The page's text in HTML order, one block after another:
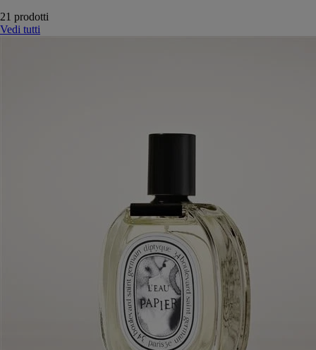
21 prodotti
Vedi tutti